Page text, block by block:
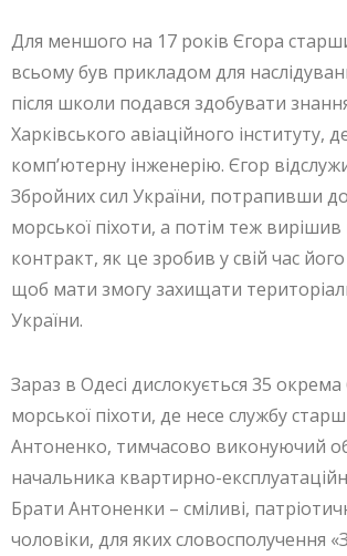
Для меншого на 17 років Єгора
всьому був прикладом для
після школи подався здобувати
Харківського авіаційного інституту,
комп’ютерну інженерію. Єгор
Збройних сил України, потрапивши
морської піхоти, а потім теж вирішив
контракт, як це зробив у свій час
щоб мати змогу захищати
України.
Зараз в Одесі дислокується 35
морської піхоти, де несе службу
Антоненко, тимчасово виконуючий
начальника квартирно-
Брати Антоненки – сміливі,
чоловіки, для яких